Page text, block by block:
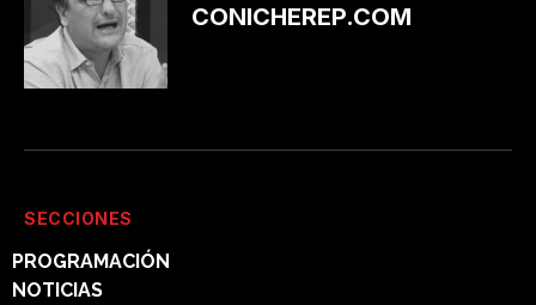
CONICHEREP.COM
SECCIONES
PROGRAMACIÓN
NOTICIAS